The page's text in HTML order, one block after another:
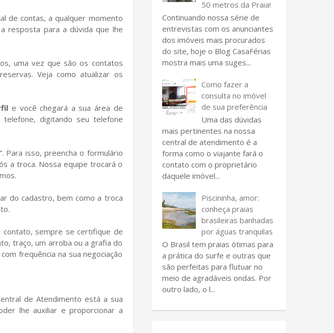
de contas, a qualquer momento
resposta para a dúvida que lhe
uma vez que são os contatos
Veja como atualizar os
e você chegará a sua área de
digitando seu telefone
. Para isso, preencha o formulário
a troca. Nossa equipe trocará o
do cadastro, bem como a troca
sempre se certifique de
traço, um arroba ou a grafia do
frequência na sua negociação
de Atendimento está a sua
lhe auxiliar e proporcionar a
50 metros da Praia!
Continuando nossa série de
entrevistas com os anunciantes
dos imóveis mais procurados
do site, hoje o Blog CasaFérias
mostra mais uma suges...
Como fazer a
consulta no imóvel
de sua preferência
Uma das dúvidas
mais pertinentes na nossa
central de atendimento é a
forma como o viajante fará o
contato com o proprietário
daquele imóvel...
Piscininha, amor:
conheça praias
brasileiras banhadas
por águas tranquilas
O Brasil tem praias ótimas para
a prática do surfe e outras que
são perfeitas para flutuar no
meio de agradáveis ondas. Por
outro lado, o l...